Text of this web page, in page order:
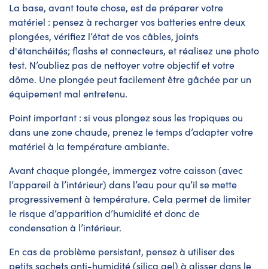
La base, avant toute chose, est de préparer votre
matériel : pensez à recharger vos batteries entre deux
plongées, vérifiez l’état de vos câbles, joints
d'étanchéités; flashs et connecteurs, et réalisez une photo
test. N’oubliez pas de nettoyer votre objectif et votre
dôme. Une plongée peut facilement être gâchée par un
équipement mal entretenu.
Point important : si vous plongez sous les tropiques ou
dans une zone chaude, prenez le temps d’adapter votre
matériel à la température ambiante.
Avant chaque plongée, immergez votre caisson (avec
l’appareil à l’intérieur) dans l’eau pour qu’il se mette
progressivement à température. Cela permet de limiter
le risque d’apparition d’humidité et donc de
condensation à l’intérieur.
En cas de problème persistant, pensez à utiliser des
petits sachets anti-humidité (silica gel) à glisser dans le